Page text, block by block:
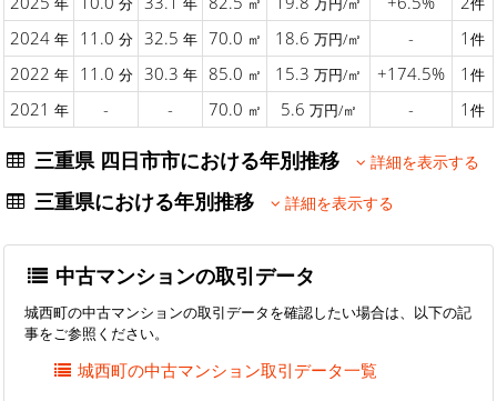
2024 年 11.0 分 32.5 年 70.0 ㎡ 18.6 万円/㎡ - 1 件
2022 年 11.0 分 30.3 年 85.0 ㎡ 15.3 万円/㎡ +174.5% 1 件
2021 年 - - 70.0 ㎡ 5.6 万円/㎡ - 1 件
三重県 四日市市における年別推移 詳細を表示する
三重県における年別推移 詳細を表示する
中古マンションの取引データ
城西町の中古マンションの取引データを確認したい場合は、以下の記
事をご参照ください。
城西町の中古マンション取引データ一覧